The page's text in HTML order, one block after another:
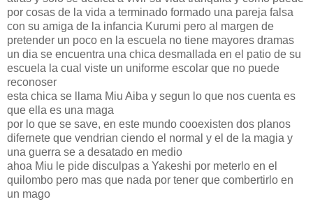
por cosas de la vida a terminado formado una pareja falsa
con su amiga de la infancia Kurumi pero al margen de
pretender un poco en la escuela no tiene mayores dramas
un dia se encuentra una chica desmallada en el patio de su
escuela la cual viste un uniforme escolar que no puede
reconoser
esta chica se llama Miu Aiba y segun lo que nos cuenta es
que ella es una maga
por lo que se save, en este mundo cooexisten dos planos
difernete que vendrian ciendo el normal y el de la magia y
una guerra se a desatado en medio
ahoa Miu le pide disculpas a Yakeshi por meterlo en el
quilombo pero mas que nada por tener que combertirlo en
un mago